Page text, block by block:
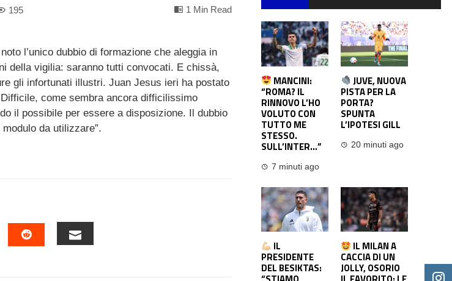
195 1 Min Read
l’unico dubbio di formazione che aleggia in
della vigilia: saranno tutti convocati. E chissà,
gli infortunati illustri. Juan Jesus ieri ha postato
come sembra ancora difficilissimo
il possibile per essere a disposizione. Il dubbio
da utilizzare”.
MANCINI:
“ROMA? IL
RINNOVO L’HO
VOLUTO CON
TUTTO ME
STESSO.
SULL’INTER…”
7 minuti ago
JUVE, NUOVA
PISTA PER LA
PORTA?
SPUNTA
L’IPOTESI GILL
20 minuti ago
IL
PRESIDENTE
DEL BESIKTAS:
IL MILAN A
CACCIA DI UN
JOLLY, OSORIO